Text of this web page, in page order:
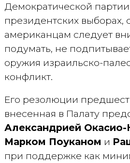
Демократической
президентских выборах,
американцам следует
подумать, не
оружия израильско-
конфликт.
Его резолюции
внесенная в Палату
Александрией Окасио-
Марком Поуканом и
при поддержке как